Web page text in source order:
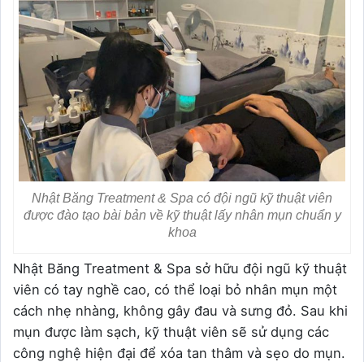
Nhật Băng Treatment & Spa có đội ngũ kỹ thuật viên
được đào tạo bài bản về kỹ thuật lấy nhân mụn chuẩn y
khoa
Nhật Băng Treatment & Spa sở hữu đội ngũ kỹ thuật
viên có tay nghề cao, có thể loại bỏ nhân mụn một
cách nhẹ nhàng, không gây đau và sưng đỏ. Sau khi
mụn được làm sạch, kỹ thuật viên sẽ sử dụng các
công nghệ hiện đại để xóa tan thâm và sẹo do mụn.